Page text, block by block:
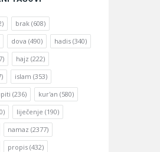
brak (608)
dova (490) hadis (340)
hajz (222)
islam (353)
(236) kur'an (580)
liječenje (190)
namaz (2377)
propis (432)